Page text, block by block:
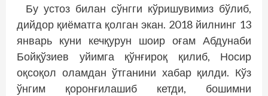
Бу устоз билан сўнгги кўришувимиз бўлиб,
дийдор қиёматга қолган экан. 2018 йилнинг 13
январь куни кечқурун шоир оғам Абдунаби
Бойқўзиев уйимга қўнғироқ қилиб, Носир
оқсоқол оламдан ўтганини хабар қилди. Кўз
ўнгим қоронғилашиб кетди, бошимни